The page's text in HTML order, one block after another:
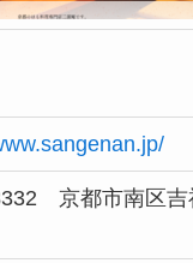
京都市南区吉